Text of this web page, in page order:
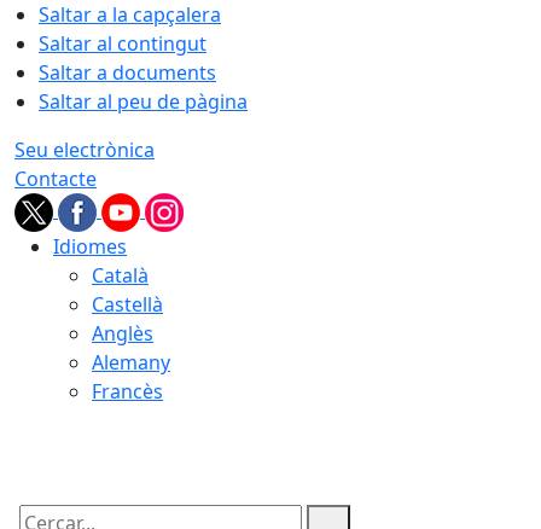
Saltar a la capçalera
Saltar al contingut
Saltar a documents
Saltar al peu de pàgina
Seu electrònica
Contacte
Idiomes
Català
Castellà
Anglès
Alemany
Francès